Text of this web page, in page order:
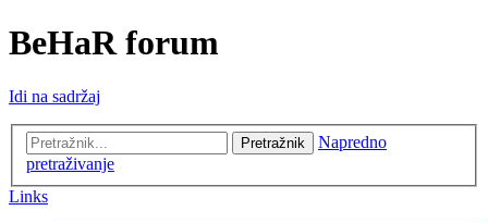
BeHaR forum
Idi na sadržaj
Pretražnik
Napredno
pretraživanje
Links